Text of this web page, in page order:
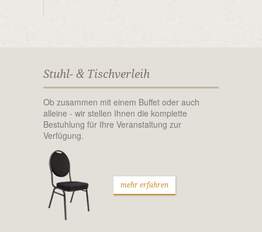
Stuhl- & Tischverleih
Ob zusammen mit einem Buffet oder auch
alleine - wir stellen Ihnen die komplette
Bestuhlung für Ihre Veranstaltung zur
Verfügung.
mehr erfahren